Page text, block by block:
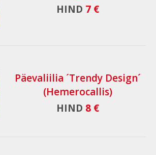
HIND 7 €
Päevaliilia ´Trendy Design´
(Hemerocallis)
HIND 8 €